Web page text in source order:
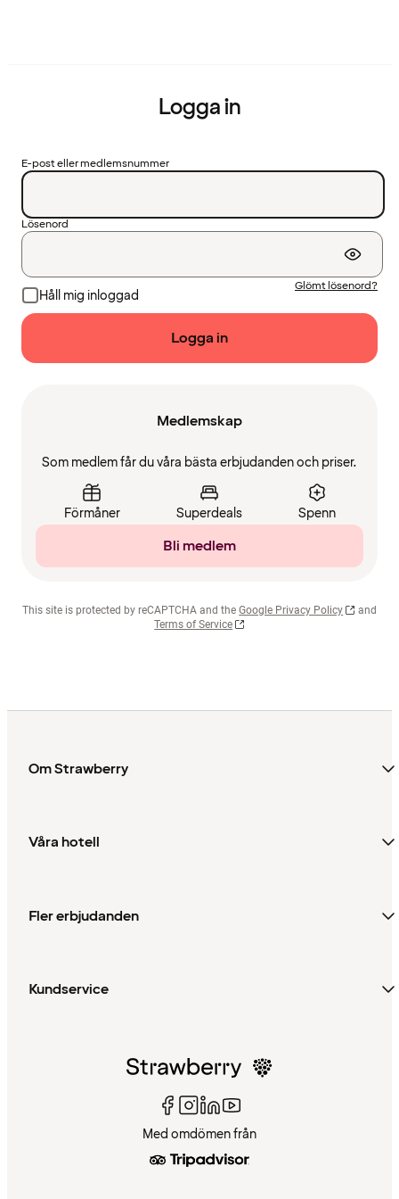
Logga in
E-post eller medlemsnummer
Lösenord
Håll mig inloggad
Glömt lösenord?
Logga in
Medlemskap
Som medlem får du våra bästa erbjudanden och priser.
Förmåner Superdeals Spenn
Bli medlem
This site is protected by reCAPTCHA and the Google Privacy Policy
and
Terms of Service
Om Strawberry
Våra hotell
Fler erbjudanden
Kundservice
Med omdömen från